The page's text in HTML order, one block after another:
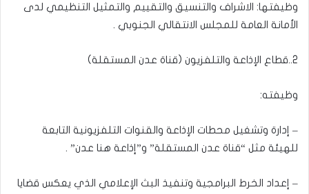
وظيفتها: الاشراف والتنسيق والتقييم والتمثيل التنظيمي لدى
الأمانة العامة للمجلس الانتقالي الجنوبي .
2..قطاع الإذاعة والتلفزيون (قناة عدن المستقلة)
وظيفته:
– إدارة وتشغيل محطات الإذاعة والقنوات التلفزيونية التابعة
للهيئة مثل “قناة عدن المستقلة” و”إذاعة هنا عدن” .
– إعداد الخرط البرامجية وتنفيذ البث الإعلامي الذي يعكس قضايا